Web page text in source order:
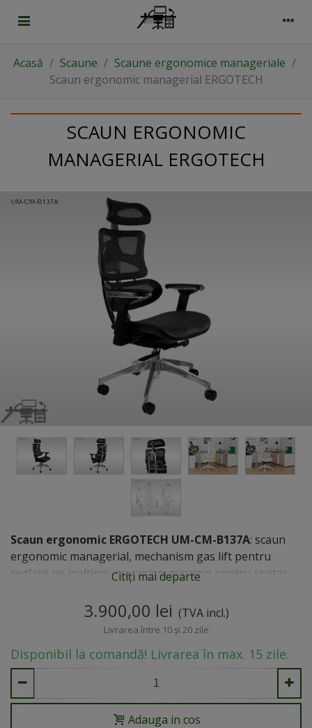
Acasă / Scaune / Scaune ergonomice manageriale /
Scaun ergonomic managerial ERGOTECH
SCAUN ERGONOMIC
MANAGERIAL ERGOTECH
Scaun ergonomic ERGOTECH UM-CM-B137A: scaun
ergonomic managerial, mechanism gas lift pentru
reglare pe inaltime, mecanism syncron pentru spatar,
protectie lombara, brate reglabile pe inaltime,
Citiți mai departe
3.900,00 lei (TVA incl.)
Livrarea între 10 și 20 zile
Disponibil la comandă! Livrarea în max. 15 zile.
Adauga in cos